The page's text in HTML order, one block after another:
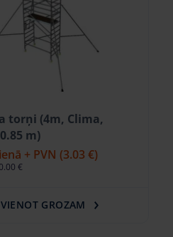
torņi (4m, Clima,
m)
+ PVN (3.03 €)
€
GROZAM